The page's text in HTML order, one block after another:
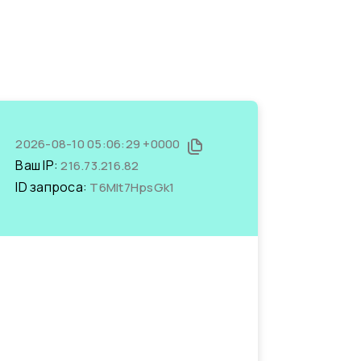
2026-08-10 05:06:29 +0000
Ваш IP:216.73.216.82
ID запроса: T6Mlt7HpsGk1